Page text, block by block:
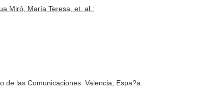
Miró, María Teresa, et. al.:
las Comunicaciones. Valencia, Espa?a.